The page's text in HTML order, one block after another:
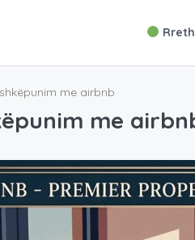
me airbnb
me